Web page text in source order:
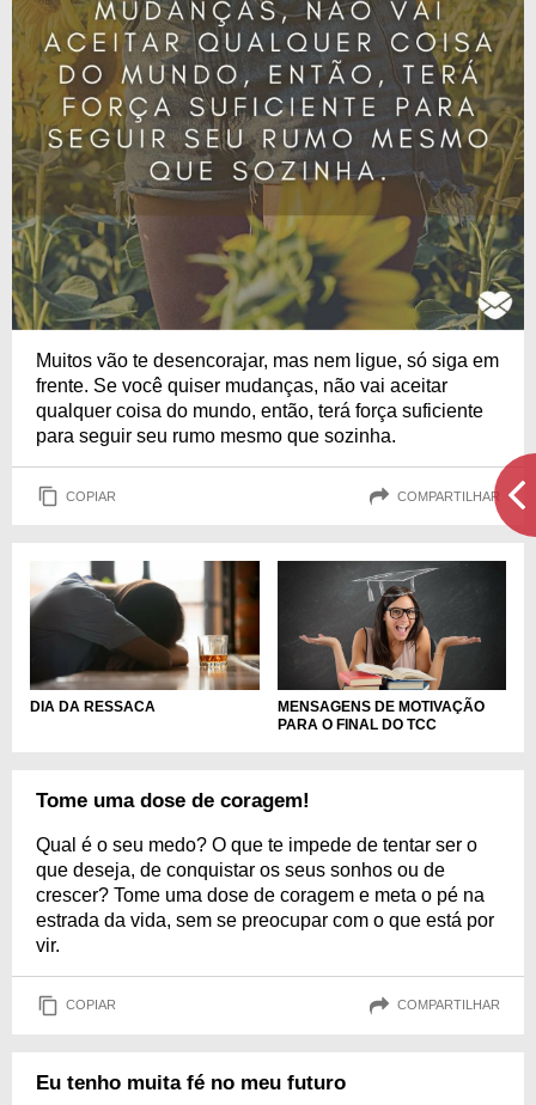
Muitos vão te desencorajar, mas nem ligue, só siga em
frente. Se você quiser mudanças, não vai aceitar
qualquer coisa do mundo, então, terá força suficiente
para seguir seu rumo mesmo que sozinha.
COPIAR COMPARTILHAR
DIA DA RESSACA
MENSAGENS DE MOTIVAÇÃO
PARA O FINAL DO TCC
Tome uma dose de coragem!
Qual é o seu medo? O que te impede de tentar ser o
que deseja, de conquistar os seus sonhos ou de
crescer? Tome uma dose de coragem e meta o pé na
estrada da vida, sem se preocupar com o que está por
vir.
COPIAR COMPARTILHAR
Eu tenho muita fé no meu futuro